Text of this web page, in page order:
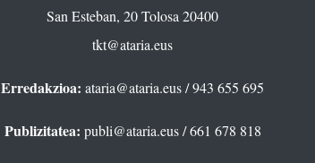
San Esteban, 20 Tolosa 20400
tkt@ataria.eus
Erredakzioa: ataria@ataria.eus/ 943 655 695
Publizitatea: publi@ataria.eus/ 661 678 818